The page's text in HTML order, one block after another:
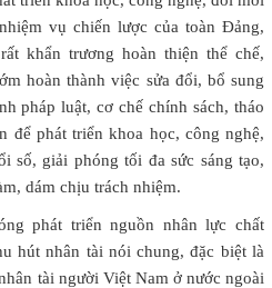
vụ chiến lược của toàn Đảng,
khẩn trương hoàn thiện thể chế,
hoàn thành việc sửa đổi, bổ sung
pháp luật, cơ chế chính sách, tháo
để phát triển khoa học, công nghệ,
số, giải phóng tối đa sức sáng tạo,
dám chịu trách nhiệm.
phát triển nguồn nhân lực chất
hút nhân tài nói chung, đặc biệt là
tài người Việt Nam ở nước ngoài